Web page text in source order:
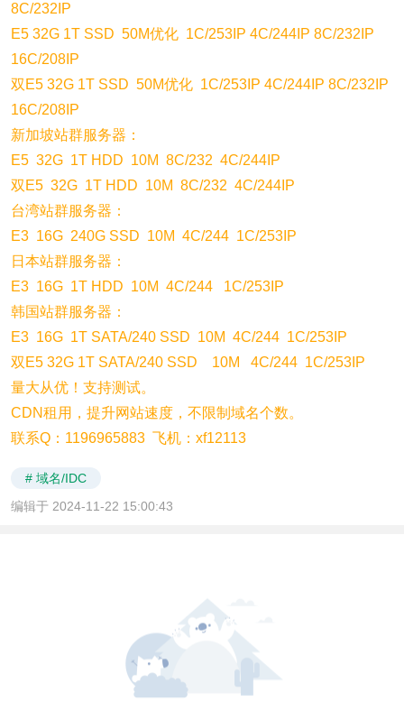
8C/232IP
E5 32G 1T SSD 50M优化 1C/253IP 4C/244IP 8C/232IP
16C/208IP
双E5 32G 1T SSD 50M优化 1C/253IP 4C/244IP 8C/232IP
16C/208IP
新加坡站群服务器：
E5 32G 1T HDD 10M 8C/232 4C/244IP
双E5 32G 1T HDD 10M 8C/232 4C/244IP
台湾站群服务器：
E3 16G 240G SSD 10M 4C/244 1C/253IP
日本站群服务器：
E3 16G 1T HDD 10M 4C/244 1C/253IP
韩国站群服务器：
E3 16G 1T SATA/240 SSD 10M 4C/244 1C/253IP
双E5 32G 1T SATA/240 SSD 10M 4C/244 1C/253IP
量大从优！支持测试。
CDN租用，提升网站速度，不限制域名个数。
联系Q：1196965883 飞机：xf12113
# 域名/IDC
编辑于 2024-11-22 15:00:43